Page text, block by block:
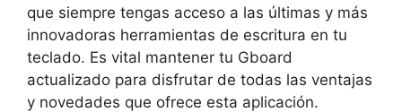
que siempre tengas acceso a las ​últimas y más
innovadoras herramientas de escritura en tu‌
teclado. Es vital mantener tu Gboard​
actualizado ‍para ‌disfrutar de todas las ‌ventajas
y novedades que ofrece esta aplicación.